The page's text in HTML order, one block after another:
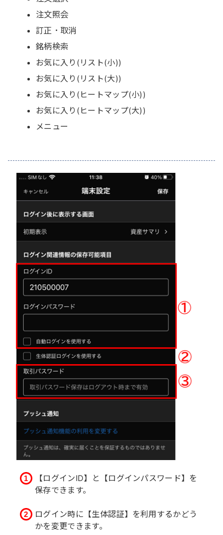
注文照会
訂正・取消
銘柄検索
お気に入り(リスト(小))
お気に入り(リスト(大))
お気に入り(ヒートマップ(小))
お気に入り(ヒートマップ(大))
メニュー
【ログインID】と【ログインパスワード】を
保存できます。
ログイン時に【生体認証】を利用するかどう
かを変更できます。